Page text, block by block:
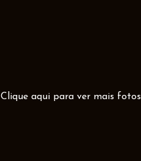
Clique aqui para ver mais fotos